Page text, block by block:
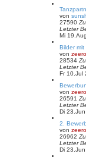
von
27590
Letzter
Mi
Bilder
von
28534
Letzter
Fr 10.Jul
von
26591
Letzter
Di
2.
von
26962
Letzter
Di